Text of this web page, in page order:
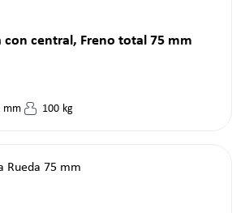
con central, Freno total 75 mm
mm 100 kg